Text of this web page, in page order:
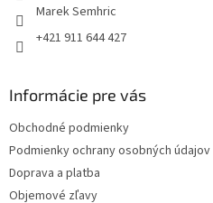
Marek Semhric
+421 911 644 427
Informácie pre vás
Obchodné podmienky
Podmienky ochrany osobných údajov
Doprava a platba
Objemové zľavy